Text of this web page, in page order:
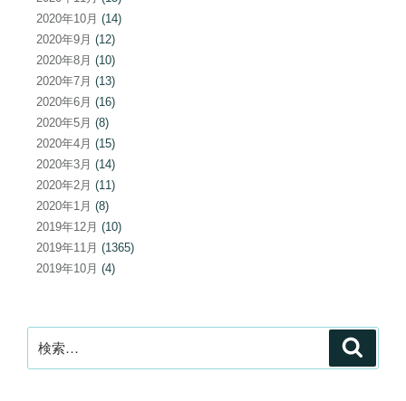
2020年10月 (14)
2020年9月 (12)
2020年8月 (10)
2020年7月 (13)
2020年6月 (16)
2020年5月 (8)
2020年4月 (15)
2020年3月 (14)
2020年2月 (11)
2020年1月 (8)
2019年12月 (10)
2019年11月 (1365)
2019年10月 (4)
索: